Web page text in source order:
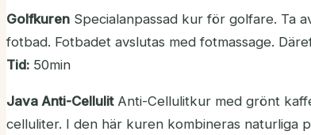
Golfkuren Specialanpassad kur för golfare. Ta
fotbad. Fotbadet avslutas med fotmassage.
Tid: 50min
Java Anti-CellulitAnti-Cellulitkur med grönt
celluliter. I den här kuren kombineras naturliga